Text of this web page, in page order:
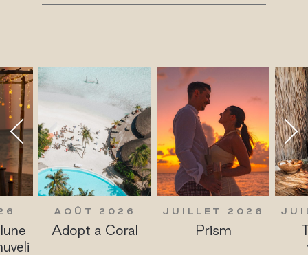
AOÛT 2026
Adopt a Coral
JUILLET 2026 JUILLET